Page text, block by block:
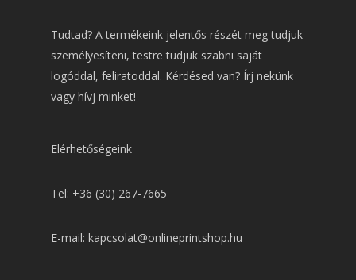
Tudtad? A termékeink jelentős részét meg tudjuk
személyesíteni, testre tudjuk szabni saját
logóddal, feliratoddal. Kérdésed van? Írj nekünk
vagy hívj minket!
Elérhetőségeink
Tel: +36 (30) 267-7665
E-mail: kapcsolat@onlineprintshop.hu